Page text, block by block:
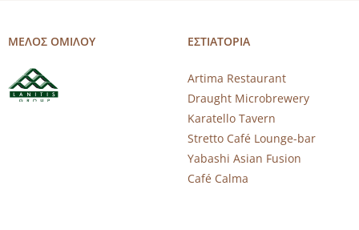
ΜΕΛΟΣ ΟΜΙΛΟΥ ΕΣΤΙΑΤΟΡΙΑ
Artima Restaurant
Draught Microbrewery
Karatello Tavern
Stretto Café Lounge-bar
Yabashi Asian Fusion
Café Calma